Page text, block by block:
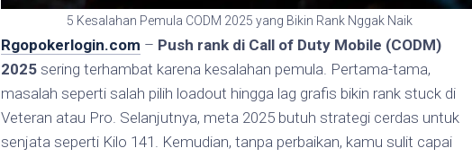
5 Kesalahan Pemula CODM 2025 yang Bikin Rank Nggak Naik
Rgopokerlogin.com – Push rank di Call of Duty Mobile (CODM)
2025 sering terhambat karena kesalahan pemula. Pertama-tama,
masalah seperti salah pilih loadout hingga lag grafis bikin rank stuck di
Veteran atau Pro. Selanjutnya, meta 2025 butuh strategi cerdas untuk
senjata seperti Kilo 141. Kemudian, tanpa perbaikan, kamu sulit capai